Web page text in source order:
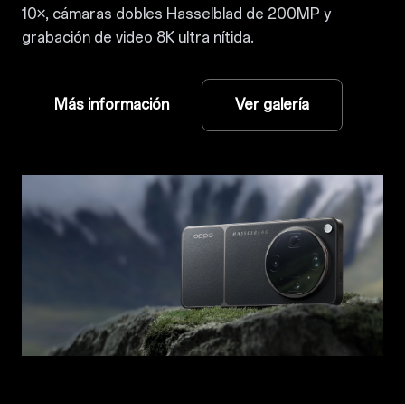
10×, cámaras dobles Hasselblad de 200MP y
grabación de video 8K ultra nítida.
Más información Ver galería